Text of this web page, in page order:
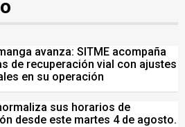
avanza: SITME acompaña
de recuperación vial con ajustes
en su operación
sus horarios de
desde este martes 4 de agosto.